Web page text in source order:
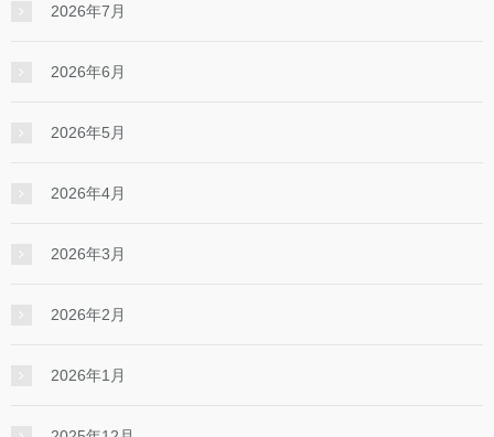
2026年7月
2026年6月
2026年5月
2026年4月
2026年3月
2026年2月
2026年1月